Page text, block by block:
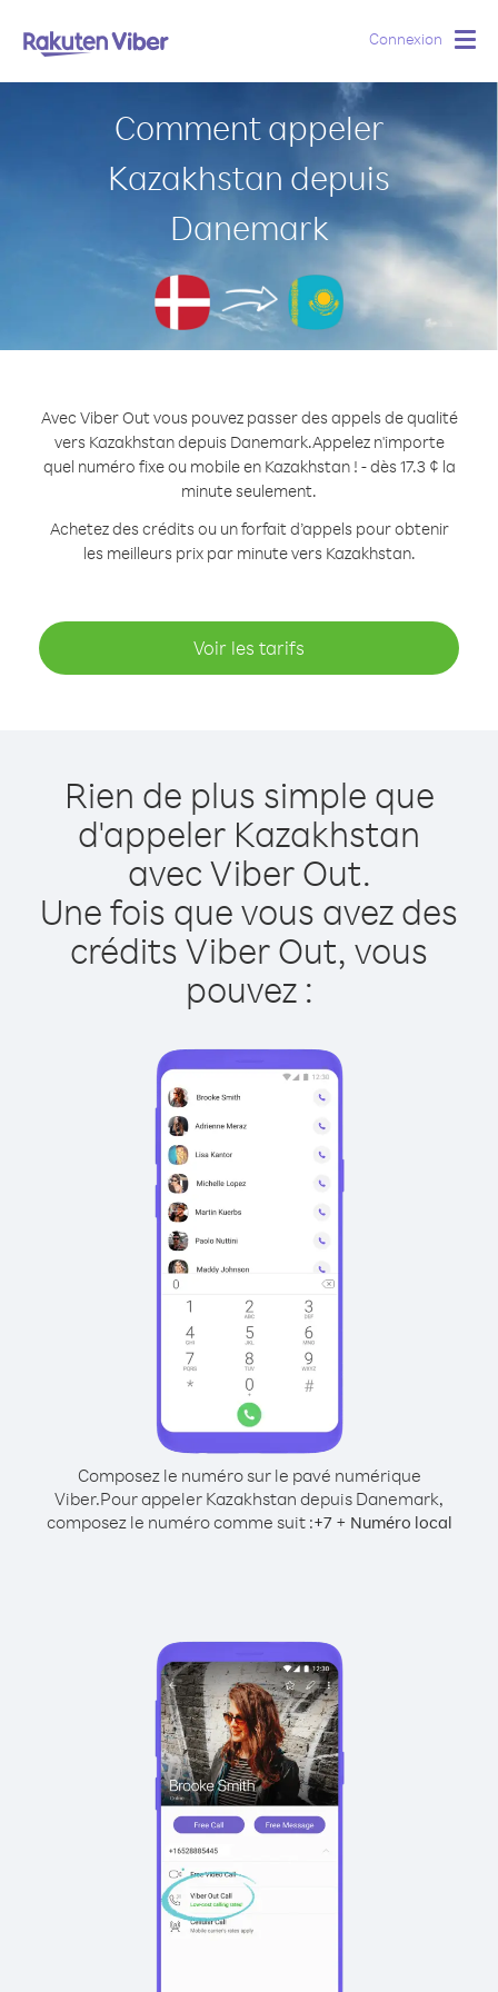
Connexion
Comment appeler
Kazakhstan depuis
Danemark
Avec Viber Out vous pouvez passer des appels de qualité
vers Kazakhstan depuis Danemark.Appelez n'importe
quel numéro fixe ou mobile en Kazakhstan ! - dès 17.3 ¢ la
minute seulement.
Achetez des crédits ou un forfait d’appels pour obtenir
les meilleurs prix par minute vers Kazakhstan.
Voir les tarifs
Rien de plus simple que
d'appeler Kazakhstan
avec Viber Out.
Une fois que vous avez des
crédits Viber Out, vous
pouvez :
Composez le numéro sur le pavé numérique
Viber.Pour appeler Kazakhstan depuis Danemark,
composez le numéro comme suit :+7+ Numéro local